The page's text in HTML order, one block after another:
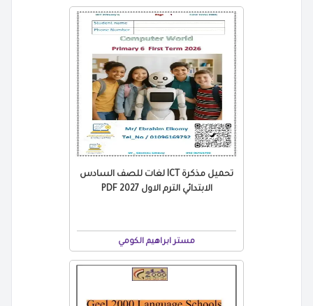
تحميل مذكرة ICT لغات للصف السادس
الابتدائي الترم الاول 2027 PDF
مستر ابراهيم الكومي